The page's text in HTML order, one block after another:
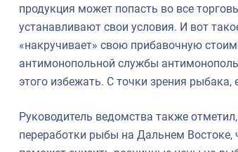
продукция может попасть во все
устанавливают свои условия. И вот
«накручивает» свою прибавочную
антимонопольной службы
этого избежать. С точки зрения
Руководитель ведомства также
переработки рыбы на Дальнем Востоке,